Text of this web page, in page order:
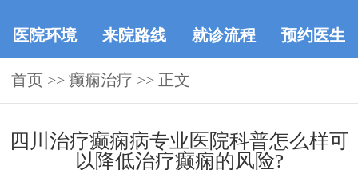
医院环境 来院路线 就诊流程 预约医生
首页 >> 癫痫治疗 >> 正文
四川治疗癫痫病专业医院科普怎么样可
以降低治疗癫痫的风险?